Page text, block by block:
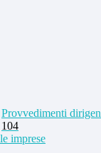
Provvedimenti
104
imprese